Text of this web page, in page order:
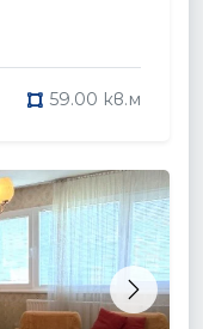
59.00 кв.м
Next